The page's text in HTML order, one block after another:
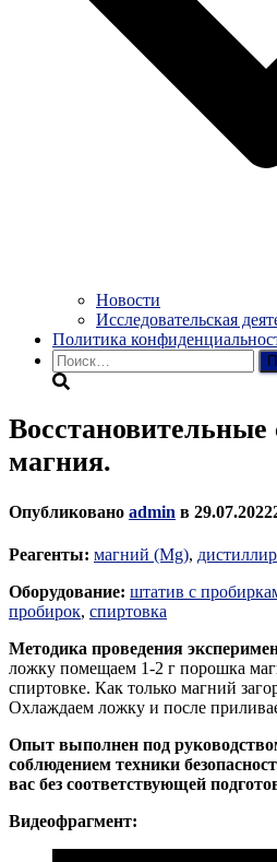
Новости
Исследовательская
Политика
Найти:
Восстановительные
магния.
Опубликовано admin в 29.07.2022
Реагенты: магний (Mg),
Оборудование: штатив с
пробирок, спиртовка
Методика проведения
ложку помещаем 1-2 г порошка
спиртовке. Как только магний
Охлаждаем ложку и после
Опыт выполнен под
соблюдением техники
вас без соответствующей
Видеофрагмент: